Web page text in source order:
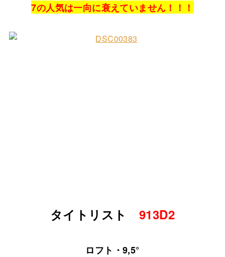
7の人気は一向に衰えていません！！！
タイトリスト 913D2
ロフト・9,5°